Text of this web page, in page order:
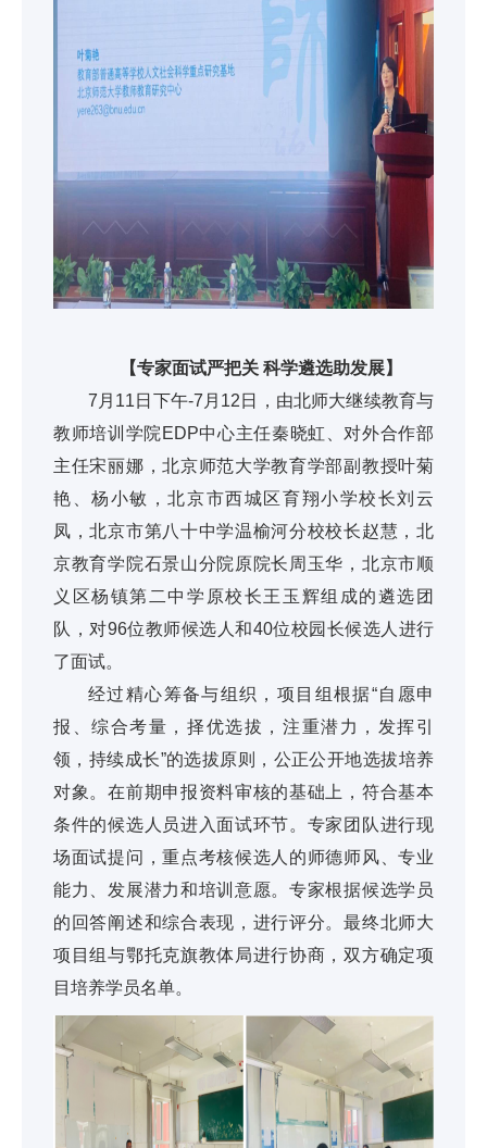
【专家面试严把关 科学遴选助发展】
7月11日下午-7月12日，由北师大继续教育与
教师培训学院EDP中心主任秦晓虹、对外合作部
主任宋丽娜，北京师范大学教育学部副教授叶菊
艳、杨小敏，北京市西城区育翔小学校长刘云
凤，北京市第八十中学温榆河分校校长赵慧，北
京教育学院石景山分院原院长周玉华，北京市顺
义区杨镇第二中学原校长王玉辉组成的遴选团
队，对96位教师候选人和40位校园长候选人进行
了面试。
经过精心筹备与组织，项目组根据“自愿申
报、综合考量，择优选拔，注重潜力，发挥引
领，持续成长”的选拔原则，公正公开地选拔培养
对象。在前期申报资料审核的基础上，符合基本
条件的候选人员进入面试环节。专家团队进行现
场面试提问，重点考核候选人的师德师风、专业
能力、发展潜力和培训意愿。专家根据候选学员
的回答阐述和综合表现，进行评分。最终北师大
项目组与鄂托克旗教体局进行协商，双方确定项
目培养学员名单。